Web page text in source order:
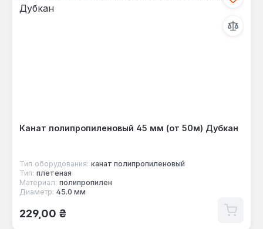
Канат полипропиленовый 45 мм (от 50м) Дубкан
Тип оборудования: канат полипропиленовый
Тип: плетеная
Материал: полипропилен
Диаметр: 45.0 мм
Обычная цена:
229,00 ₴